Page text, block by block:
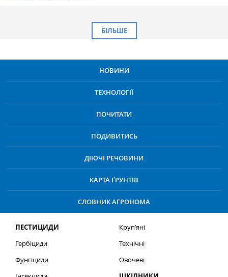
БІЛЬШЕ
НОВИНИ
ТЕХНОЛОГІЇ
ПОЧИТАТИ
ПОДИВИТИСЬ
ДІЮЧІ РЕЧОВИНИ
КАРТА ҐРУНТІВ
СЛОВНИК АГРОНОМА
ПЕСТИЦИДИ
Гербіциди
Фунгіциди
Круп’яні
Технічні
Овочеві